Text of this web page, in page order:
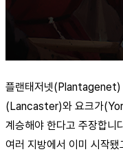
플랜태저넷(Plantagenet)
(Lancaster)와 요크가
계승해야 한다고 주장합니
여러 지방에서 이미 시작됐